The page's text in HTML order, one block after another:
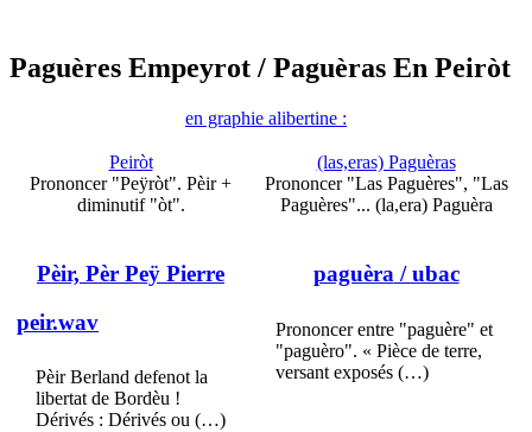
Paguères Empeyrot / Paguèras En Peiròt
en graphie alibertine :
Peiròt
Prononcer "Peÿròt". Pèir +
diminutif "òt".
Pèir, Pèr Peÿ Pierre
peir.wav
Pèir Berland defenot la
libertat de Bordèu !
Dérivés : Dérivés ou (…)
(las,eras) Paguèras
Prononcer "Las Paguères", "Las
Paguères"... (la,era) Paguèra
paguèra / ubac
Prononcer entre "paguère" et
"paguèro". « Pièce de terre,
versant exposés (…)